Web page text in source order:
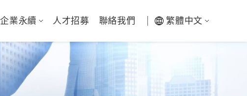
企業永續 人才招募 聯絡我們 繁體中文